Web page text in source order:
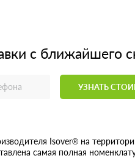
с ближайшего
УЗНАТЬ
Isover® на
самая полная